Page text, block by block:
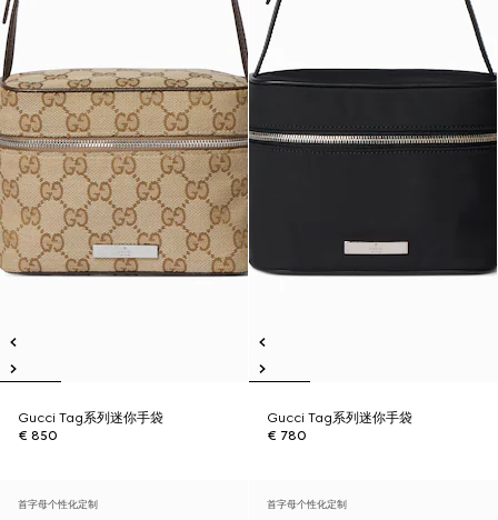
Gucci Tag系列迷你手袋
€ 850
Gucci Tag系列迷你手袋
€ 780
首字母个性化定制 首字母个性化定制